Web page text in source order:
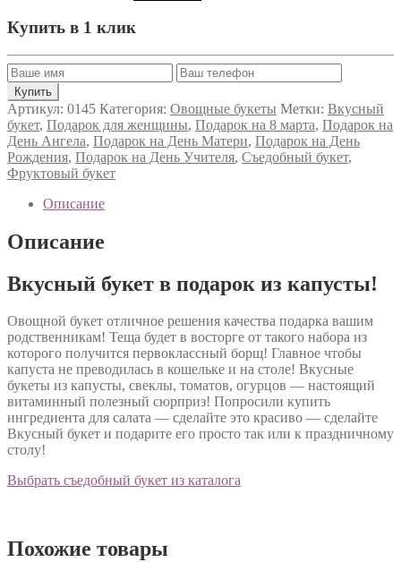
Купить в 1 клик
Артикул: 0145 Категория: Овощные букеты Метки: Вкусный
букет, Подарок для женщины, Подарок на 8 марта, Подарок на
День Ангела, Подарок на День Матери, Подарок на День
Рождения, Подарок на День Учителя, Съедобный букет,
Фруктовый букет
Описание
Описание
Вкусный букет в подарок из капусты!
Овощной букет отличное решения качества подарка вашим
родственникам! Теща будет в восторге от такого набора из
которого получится первоклассный борщ! Главное чтобы
капуста не преводилась в кошельке и на столе! Вкусные
букеты из капусты, свеклы, томатов, огурцов — настоящий
витаминный полезный сюрприз! Попросили купить
ингредиента для салата — сделайте это красиво — сделайте
Вкусный букет и подарите его просто так или к праздничному
столу!
Выбрать съедобный букет из каталога
Похожие товары